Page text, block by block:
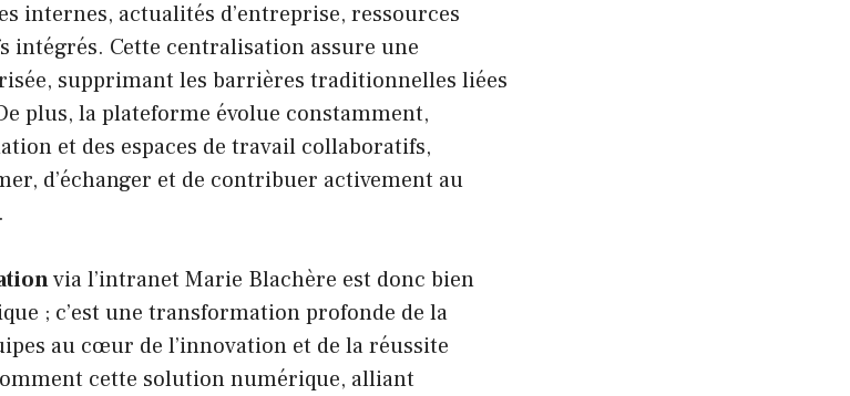
internes, actualités d’entreprise, ressources
Cette centralisation assure une
supprimant les barrières traditionnelles liées
plus, la plateforme évolue constamment,
et des espaces de travail collaboratifs,
d’échanger et de contribuer activement au
via l’intranet Marie Blachère est donc bien
; c’est une transformation profonde de la
au cœur de l’innovation et de la réussite
cette solution numérique, alliant